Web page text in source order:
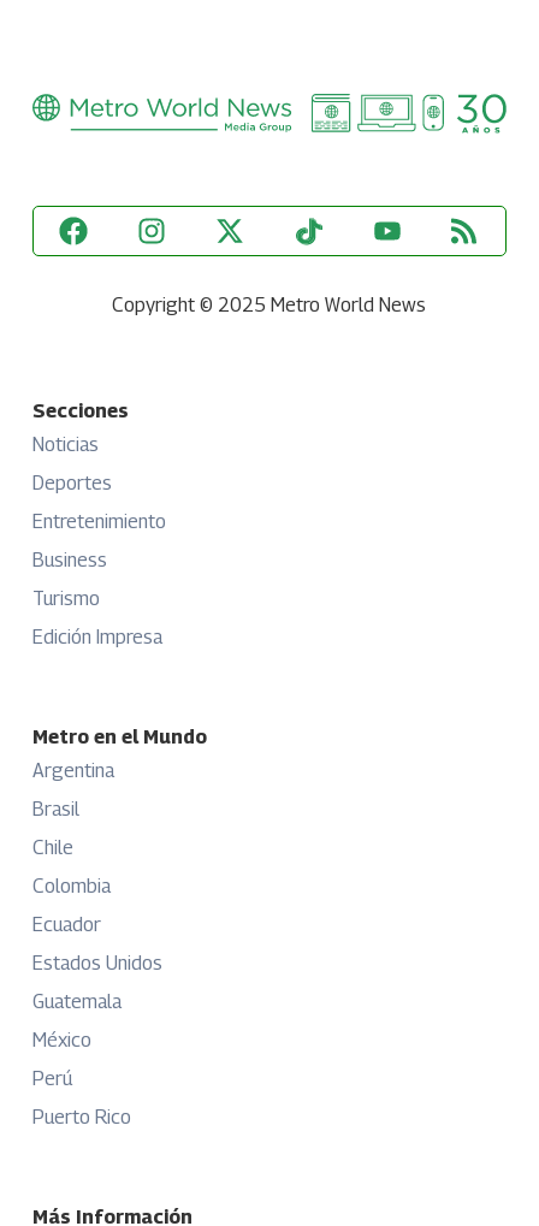
Copyright © 2025 Metro World News
Secciones
Noticias
Deportes
Entretenimiento
Business
Turismo
Edición Impresa
Metro en el Mundo
Argentina
Brasil
Chile
Colombia
Ecuador
Estados Unidos
Guatemala
México
Perú
Puerto Rico
Más Información